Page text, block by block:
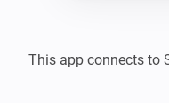
This app connects to